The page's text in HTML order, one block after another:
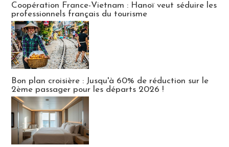
Coopération France-Vietnam : Hanoï veut séduire les
professionnels français du tourisme
Bon plan croisière : Jusqu'à 60% de réduction sur le
2ème passager pour les départs 2026 !